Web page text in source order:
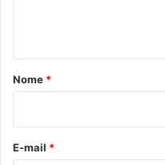
r
*
Nome *
E-mail *